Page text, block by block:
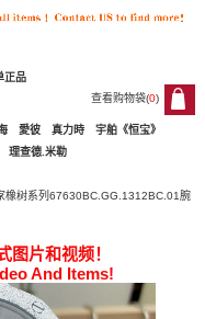
正品
查看购物袋(0)
0
愛彼 真力時
宇舶《恒宝》
理查德.米勒
橡树系列67630BC.GG.1312BC.01腕
图片和视频！
And Items!